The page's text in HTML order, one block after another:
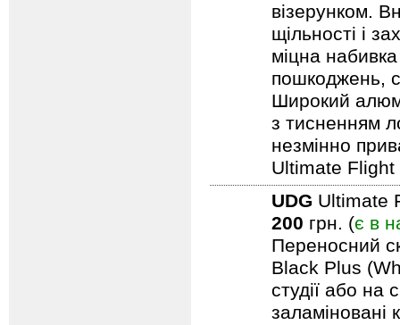
візерунком.
щільності і
міцна
пошкоджень,
Широкий
з тисненням
незмінно
Ultimate
UDG Ultimate
200 грн. (є в
Переносний
Black Plus
студії або на
заламіновані